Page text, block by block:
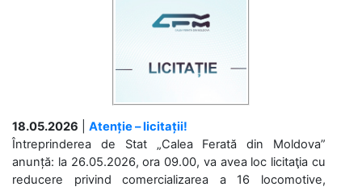
18.05.2026
Atenție – licitații!
Întreprinderea de Stat „Calea Ferată din Moldova”
anunță: la 26.05.2026, ora 09.00, va avea loc licitaţia cu
reducere privind comercializarea a 16 locomotive,